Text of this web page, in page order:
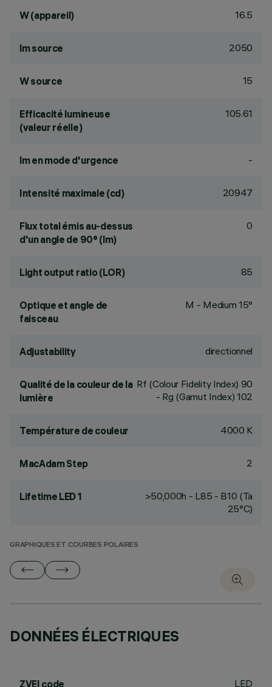
W (appareil) 16.5
lm source 2050
W source 15
Efficacité lumineuse
(valeur réelle)
105.61
lm en mode d'urgence -
Intensité maximale (cd) 20947
Flux total émis au-dessus
d'un angle de 90° (lm)
0
Light output ratio (LOR) 85
Optique et angle de
faisceau
M - Medium 15°
Adjustability directionnel
Qualité de la couleur de la
lumière
Rf (Colour Fidelity Index) 90
- Rg (Gamut Index) 102
Température de couleur 4000 K
MacAdam Step 2
Lifetime LED 1
>50,000h - L85 - B10 (Ta
25°C)
GRAPHIQUES ET COURBES POLAIRES
DONNÉES ÉLECTRIQUES
ZVEI code LED